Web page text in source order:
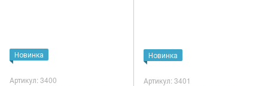
Новинка
Артикул: 3400
Новинка
Артикул: 3401